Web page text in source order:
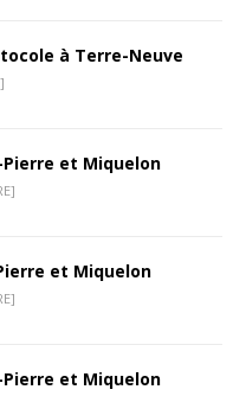
à Terre-Neuve
et Miquelon
et Miquelon
et Miquelon